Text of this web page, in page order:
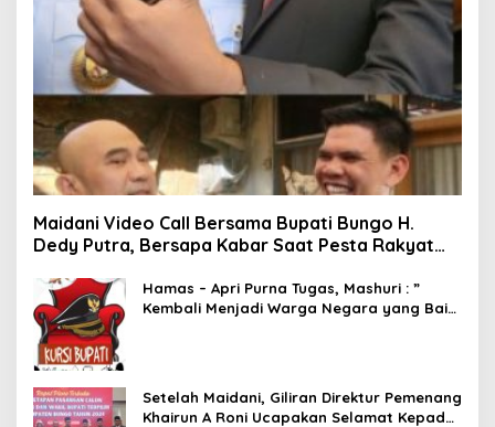
Maidani Video Call Bersama Bupati Bungo H.
Dedy Putra, Bersapa Kabar Saat Pesta Rakyat
Hamas – Apri Purna Tugas, Mashuri : ”
Kembali Menjadi Warga Negara yang Baik,
Setelah Maidani, Giliran Direktur Pemenang
Khairun A Roni Ucapakan Selamat Kepada